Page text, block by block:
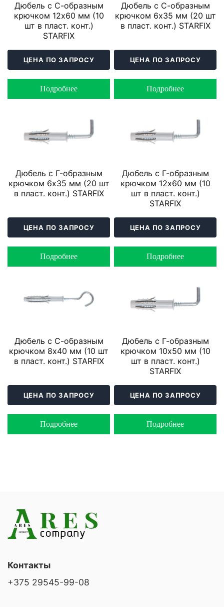
Дюбель с С-образным
крючком 12х60 мм (10
шт в пласт. конт.)
STARFIX
ЦЕНА ПО ЗАПРОСУ
Подробнее
Дюбель с С-образным
крючком 6х35 мм (20 шт
в пласт. конт.) STARFIX
ЦЕНА ПО ЗАПРОСУ
Подробнее
Дюбель с Г-образным
крючком 6х35 мм (20 шт
в пласт. конт.) STARFIX
ЦЕНА ПО ЗАПРОСУ
Подробнее
Дюбель с Г-образным
крючком 12х60 мм (10
шт в пласт. конт.)
STARFIX
ЦЕНА ПО ЗАПРОСУ
Подробнее
Дюбель с С-образным
крючком 8х40 мм (10 шт
в пласт. конт.) STARFIX
ЦЕНА ПО ЗАПРОСУ
Подробнее
Дюбель с Г-образным
крючком 10х50 мм (10
шт в пласт. конт.)
STARFIX
ЦЕНА ПО ЗАПРОСУ
Подробнее
Контакты
+375 29545-99-08